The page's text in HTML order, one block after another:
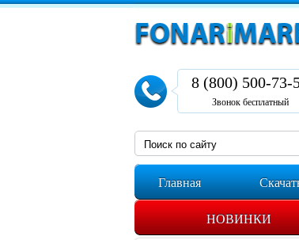
8 (800) 500-73-
Звонок бесплатный
Главная
НОВИНКИ